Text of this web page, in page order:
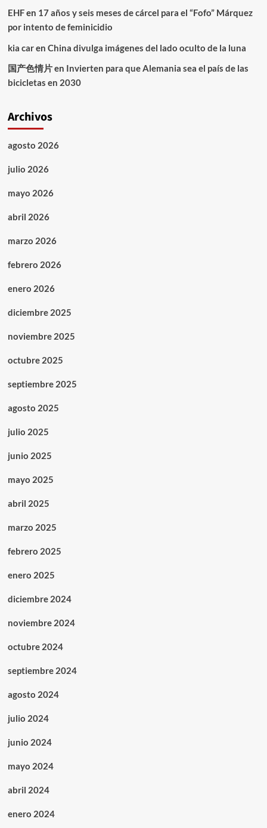
EHFen 17 años y seis meses de cárcel para el “Fofo” Márquez
por intento de feminicidio
kia caren China divulga imágenes del lado oculto de la luna
国产色情片en Invierten para que Alemania sea el país de las
bicicletas en 2030
Archivos
agosto 2026
julio 2026
mayo 2026
abril 2026
marzo 2026
febrero 2026
enero 2026
diciembre 2025
noviembre 2025
octubre 2025
septiembre 2025
agosto 2025
julio 2025
junio 2025
mayo 2025
abril 2025
marzo 2025
febrero 2025
enero 2025
diciembre 2024
noviembre 2024
octubre 2024
septiembre 2024
agosto 2024
julio 2024
junio 2024
mayo 2024
abril 2024
enero 2024